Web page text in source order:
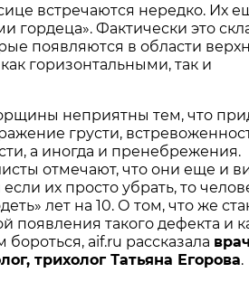
встречаются нередко. Их
гордеца». Фактически это
появляются в области
горизонтальными, так и
неприятны тем, что
грусти,
а иногда и пренебрежения.
отмечают, что они еще и
если их просто убрать, то
лет на 10. О том, что же
появления такого дефекта и
aif.ru рассказала
трихолог Татьяна Егорова.